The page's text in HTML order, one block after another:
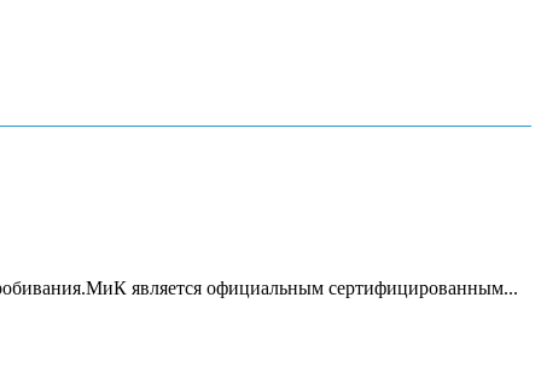
является официальным сертифицированным...